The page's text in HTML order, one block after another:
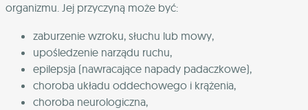
organizmu. Jej przyczyną może być:
zaburzenie wzroku, słuchu lub mowy,
upośledzenie narządu ruchu,
epilepsja (nawracające napady padaczkowe),
choroba układu oddechowego i krążenia,
choroba neurologiczna,